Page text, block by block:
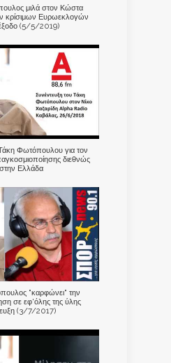
μιλά στον Κώστα
κρίσιμων Ευρωεκλογών
(5/5/2019)
Φωτόπουλου για τον
διεθνώς
Ελλάδα
"καρφώνει" την
σε εφ'όλης της ύλης
(3/7/2017)